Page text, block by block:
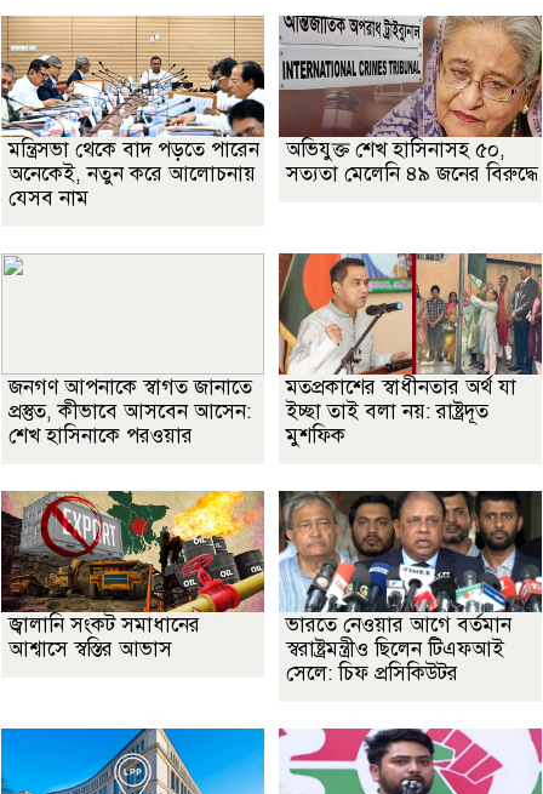
মন্ত্রিসভা থেকে বাদ পড়তে পারেন
অনেকেই, নতুন করে আলোচনায়
যেসব নাম
অভিযুক্ত শেখ হাসিনাসহ ৫০,
সত্যতা মেলেনি ৪৯ জনের বিরুদ্ধে
জনগণ আপনাকে স্বাগত জানাতে
প্রস্তুত, কীভাবে আসবেন আসেন:
শেখ হাসিনাকে পরওয়ার
মতপ্রকাশের স্বাধীনতার অর্থ যা
ইচ্ছা তাই বলা নয়: রাষ্ট্রদূত
মুশফিক
জ্বালানি সংকট সমাধানের
আশ্বাসে স্বস্তির আভাস
ভারতে নেওয়ার আগে বর্তমান
স্বরাষ্ট্রমন্ত্রীও ছিলেন টিএফআই
সেলে: চিফ প্রসিকিউটর